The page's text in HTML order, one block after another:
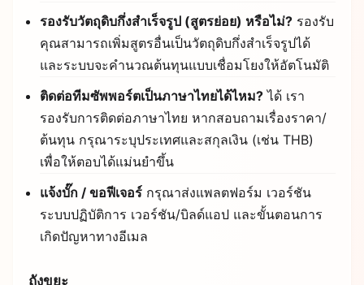
รองรับวัตถุดิบกึ่งสำเร็จรูป (สูตรย่อย) หรือไม่? รองรับ
คุณสามารถเพิ่มสูตรอื่นเป็นวัตถุดิบกึ่งสำเร็จรูปได้
และระบบจะคำนวณต้นทุนแบบเชื่อมโยงให้อัตโนมัติ
ติดต่อทีมซัพพอร์ตเป็นภาษาไทยได้ไหม? ได้ เรา
รองรับการติดต่อภาษาไทย หากสอบถามเรื่องราคา/
ต้นทุน กรุณาระบุประเทศและสกุลเงิน (เช่น THB)
เพื่อให้ตอบได้แม่นยำขึ้น
แจ้งบั๊ก / ขอฟีเจอร์ กรุณาส่งแพลตฟอร์ม เวอร์ชัน
ระบบปฏิบัติการ เวอร์ชัน/บิลด์แอป และขั้นตอนการ
เกิดปัญหาทางอีเมล
ถังขยะ